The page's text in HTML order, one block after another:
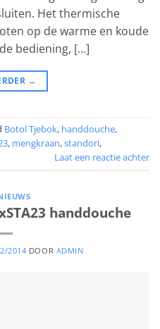
Het thermische
op de warme en koude
bediening, […]
→
Botol Tjebok, handdouche,
, mengkraan,standori,
Laat een reactie achter
handdouche
2014 DOOR ADMIN